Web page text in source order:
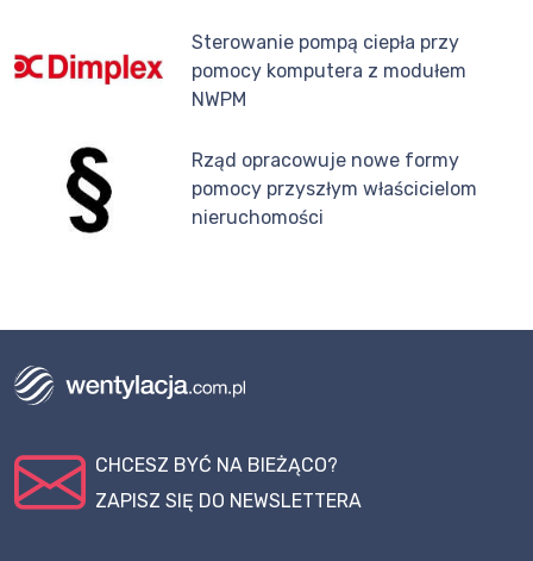
Sterowanie pompą ciepła przy
pomocy komputera z modułem
NWPM
Rząd opracowuje nowe formy
pomocy przyszłym właścicielom
nieruchomości
CHCESZ BYĆ NA BIEŻĄCO?
ZAPISZ SIĘ DO NEWSLETTERA